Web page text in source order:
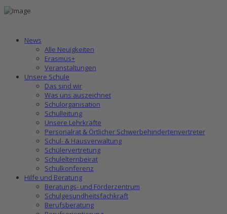
News
Alle Neuigkeiten
Erasmus+
Veranstaltungen
Unsere Schule
Das sind wir
Was uns auszeichnet
Schulorganisation
Schulleitung
Unsere Lehrkräfte
Personalrat & Örtlicher Schwerbehindertenvertreter
Schul- & Hausverwaltung
Schülervertretung
Schulelternbeirat
Schulkonferenz
Hilfe und Beratung
Beratungs- und Förderzentrum
Schulgesundheitsfachkraft
Berufsberatung